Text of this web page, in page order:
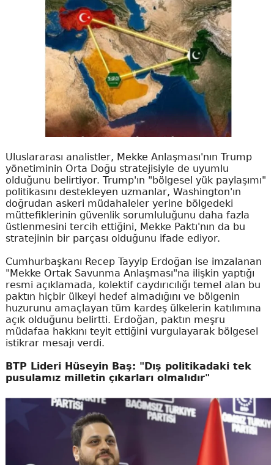
Uluslararası analistler, Mekke Anlaşması'nın Trump
yönetiminin Orta Doğu stratejisiyle de uyumlu
olduğunu belirtiyor. Trump'ın "bölgesel yük paylaşımı"
politikasını destekleyen uzmanlar, Washington'ın
doğrudan askeri müdahaleler yerine bölgedeki
müttefiklerinin güvenlik sorumluluğunu daha fazla
üstlenmesini tercih ettiğini, Mekke Paktı'nın da bu
stratejinin bir parçası olduğunu ifade ediyor.
Cumhurbaşkanı Recep Tayyip Erdoğan ise imzalanan
"Mekke Ortak Savunma Anlaşması"na ilişkin yaptığı
resmi açıklamada, kolektif caydırıcılığı temel alan bu
paktın hiçbir ülkeyi hedef almadığını ve bölgenin
huzurunu amaçlayan tüm kardeş ülkelerin katılımına
açık olduğunu belirtti. Erdoğan, paktın meşru
müdafaa hakkını teyit ettiğini vurgulayarak bölgesel
istikrar mesajı verdi.
BTP Lideri Hüseyin Baş: "Dış politikadaki tek
pusulamız milletin çıkarları olmalıdır"